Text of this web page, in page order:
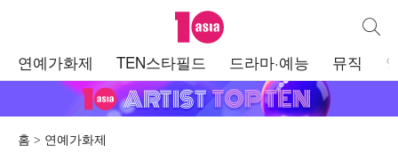
텐아시아 통합
연예가화제 TEN스타필드 드라마·예능 뮤직
홈 연예가화제